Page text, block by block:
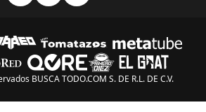
BUSCA TODO.COM S. DE R.L. DE C.V.